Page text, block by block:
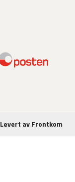
Levert av Frontkom